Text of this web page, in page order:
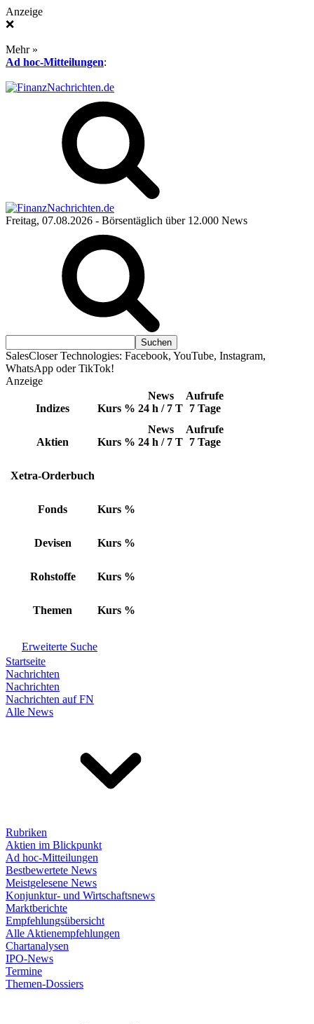
Anzeige
❌
Mehr »
Ad hoc-Mitteilungen:
Freitag, 07.08.2026 - Börsentäglich über 12.000 News
SalesCloser Technologies: Facebook, YouTube, Instagram,
WhatsApp oder TikTok!
Anzeige
Indizes Kurs %
News
24 h / 7 T
Aufrufe
7 Tage
Aktien Kurs %
News
24 h / 7 T
Aufrufe
7 Tage
Xetra-Orderbuch
Fonds Kurs %
Devisen Kurs %
Rohstoffe Kurs %
Themen Kurs %
Erweiterte Suche
Startseite
Nachrichten
Nachrichten
Nachrichten auf FN
Alle News
Rubriken
Aktien im Blickpunkt
Ad hoc-Mitteilungen
Bestbewertete News
Meistgelesene News
Konjunktur- und Wirtschaftsnews
Marktberichte
Empfehlungsübersicht
Alle Aktienempfehlungen
Chartanalysen
IPO-News
Termine
Themen-Dossiers